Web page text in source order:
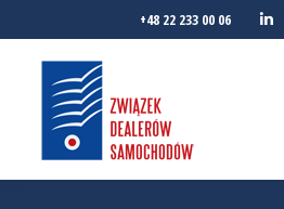
+48 22 233 00 06